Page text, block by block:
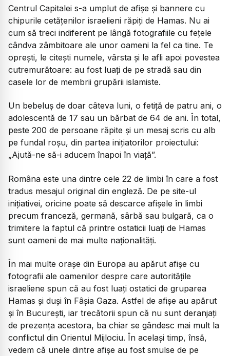
Centrul Capitalei s-a umplut de afișe și bannere cu
chipurile cetățenilor israelieni răpiți de Hamas. Nu ai
cum să treci indiferent pe lângă fotografiile cu fețele
cândva zâmbitoare ale unor oameni la fel ca tine. Te
oprești, le citești numele, vârsta și le afli apoi povestea
cutremurătoare: au fost luați de pe stradă sau din
casele lor de membrii grupării islamiste.
Un bebeluș de doar câteva luni, o fetiță de patru ani, o
adolescentă de 17 sau un bărbat de 64 de ani. În total,
peste 200 de persoane răpite și un mesaj scris cu alb
pe fundal roșu, din partea inițiatorilor proiectului:
„Ajută-ne să-i aducem înapoi în viață”.
Româna este una dintre cele 22 de limbi în care a fost
tradus mesajul original din engleză. De pe site-ul
inițiativei, oricine poate să descarce afișele în limbi
precum franceză, germană, sârbă sau bulgară, ca o
trimitere la faptul că printre ostaticii luați de Hamas
sunt oameni de mai multe naționalități.
În mai multe orașe din Europa au apărut afișe cu
fotografii ale oamenilor despre care autoritățile
israeliene spun că au fost luați ostatici de gruparea
Hamas și duși în Fâșia Gaza. Astfel de afișe au apărut
și în București, iar trecătorii spun că nu sunt deranjați
de prezența acestora, ba chiar se gândesc mai mult la
conflictul din Orientul Mijlociu. În același timp, însă,
vedem că unele dintre afișe au fost smulse de pe